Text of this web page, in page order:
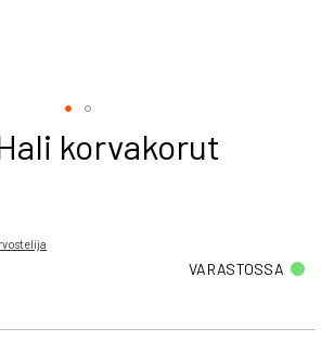
korvakorut
VARASTOSSA